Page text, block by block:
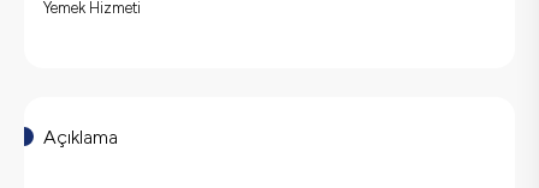
Yemek Hizmeti
Açıklama